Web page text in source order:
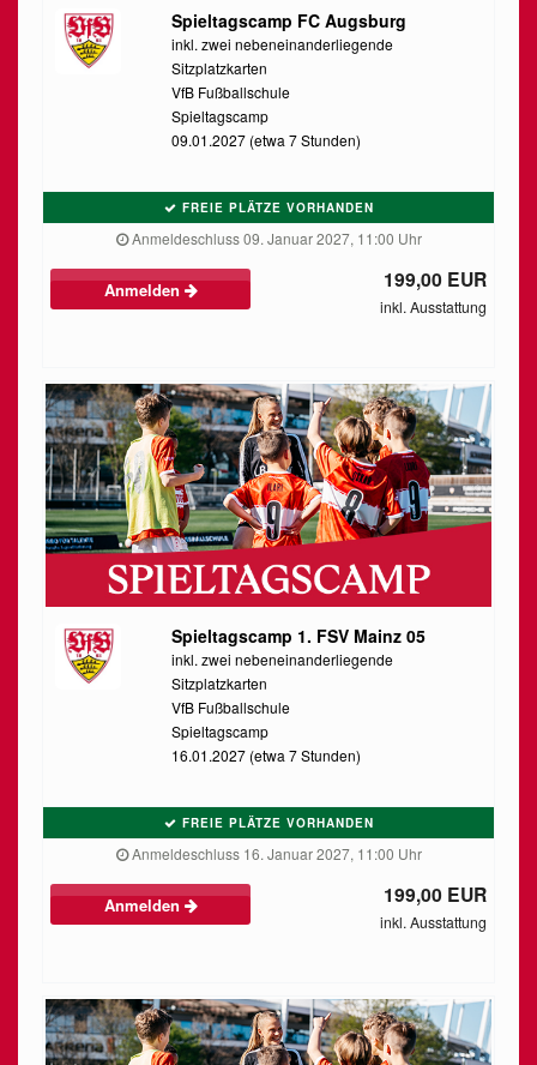
Spieltagscamp FC Augsburg
inkl. zwei nebeneinanderliegende
Sitzplatzkarten
VfB Fußballschule
Spieltagscamp
09.01.2027 (etwa 7 Stunden)
FREIE PLÄTZE VORHANDEN
Anmeldeschluss 09. Januar 2027, 11:00 Uhr
Anmelden 199,00 EUR
inkl. Ausstattung
Spieltagscamp 1. FSV Mainz 05
inkl. zwei nebeneinanderliegende
Sitzplatzkarten
VfB Fußballschule
Spieltagscamp
16.01.2027 (etwa 7 Stunden)
FREIE PLÄTZE VORHANDEN
Anmeldeschluss 16. Januar 2027, 11:00 Uhr
Anmelden 199,00 EUR
inkl. Ausstattung